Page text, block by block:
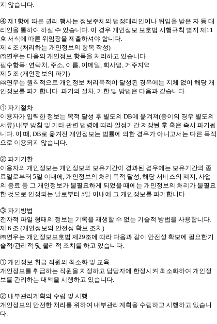
지 않습니다.
④ 제1항에 따른 권리 행사는 정보주체의 법정대리인이나 위임을 받은 자 등 대
리인을 통하여 하실 수 있습니다. 이 경우 개인정보 보호법 시행규칙 별지 제11
호 서식에 따른 위임장을 제출하셔야 합니다.
제 4 조 (처리하는 개인정보의 항목 작성)
㈜연우는 다음의 개인정보 항목을 처리하고 있습니다.
필수항목: 연락처, 주소, 이름, 이메일, 회사명, 거주지역
제 5 조 (개인정보의 파기)
㈜연우는 원칙적으로 개인정보 처리목적이 달성된 경우에는 지체 없이 해당 개
인정보를 파기합니다. 파기의 절차, 기한 및 방법은 다음과 같습니다.
① 파기절차
이용자가 입력한 정보는 목적 달성 후 별도의 DB에 옮겨져(종이의 경우 별도의
서류) 내부 방침 및 기타 관련 법령에 따라 일정기간 저장된 후 혹은 즉시 파기됩
니다. 이 때, DB로 옮겨진 개인정보는 법률에 의한 경우가 아니고서는 다른 목적
으로 이용되지 않습니다.
② 파기기한
이용자의 개인정보는 개인정보의 보유기간이 경과된 경우에는 보유기간의 종
료일로부터 5일 이내에, 개인정보의 처리 목적 달성, 해당 서비스의 폐지, 사업
의 종료 등 그 개인정보가 불필요하게 되었을 때에는 개인정보의 처리가 불필요
한 것으로 인정되는 날로부터 5일 이내에 그 개인정보를 파기합니다.
③ 파기방법
전자적 파일 형태의 정보는 기록을 재생할 수 없는 기술적 방법을 사용합니다.
제 6 조 (개인정보의 안전성 확보 조치)
㈜연우는 개인정보보호법 제29조에 따라 다음과 같이 안전성 확보에 필요한기
술적/관리적 및 물리적 조치를 하고 있습니다.
① 개인정보 취급 직원의 최소화 및 교육
개인정보를 취급하는 직원을 지정하고 담당자에 한정시켜 최소화하여 개인정
보를 관리하는 대책을 시행하고 있습니다.
② 내부관리계획의 수립 및 시행
개인정보의 안전한 처리를 위하여 내부관리계획을 수립하고 시행하고 있습니
다.